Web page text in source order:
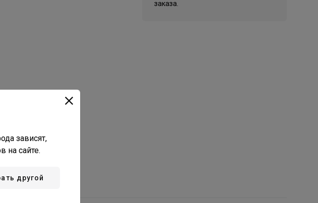
заказа.
зависят,
на сайте.
другой